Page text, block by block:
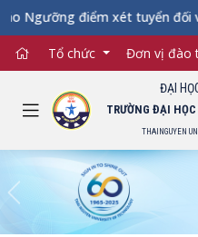
Ngưỡng điểm xét tuyển đối
Tổ chức Đơn vị đào
ĐẠI
TRƯỜNG ĐẠI
THAINGUYEN
Previous